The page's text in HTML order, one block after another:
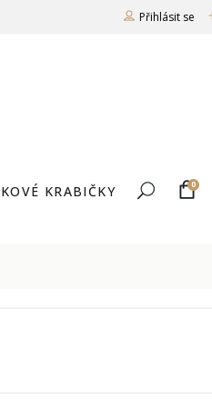
Přihlásit se
KRABIČKY 0